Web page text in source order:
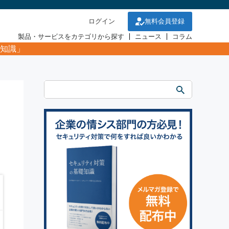
ログイン
無料会員登録
製品・サービスをカテゴリから探す
ニュース コラム
識」